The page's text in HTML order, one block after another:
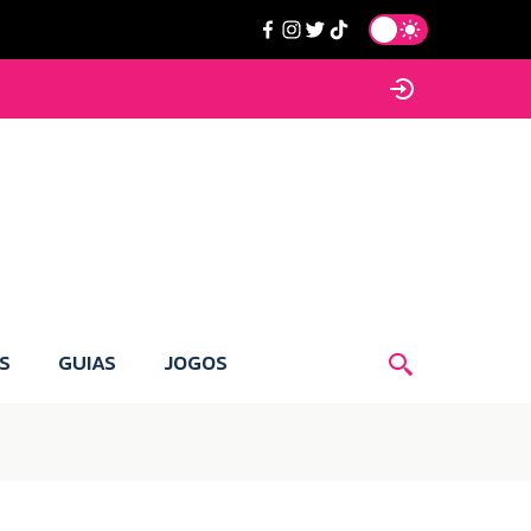
GUIAS JOGOS